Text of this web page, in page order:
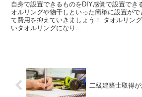
自身で設置できるものをDIY感覚で設置でき
オルリングや物干しといった簡単に設置が
て費用を抑えていきましょう！ タオルリン
いタオルリングになり...
二級建築士取得